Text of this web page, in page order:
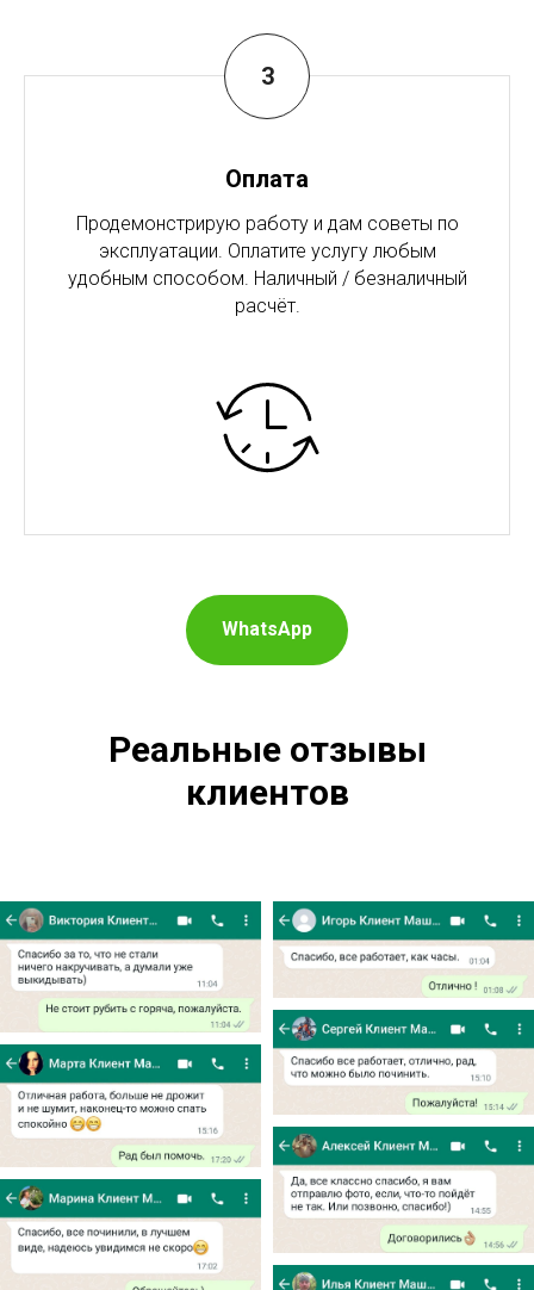
Оплата
Продемонстрирую работу и дам советы по
эксплуатации. Оплатите услугу любым
удобным способом. Наличный / безналичный
расчёт.
WhatsApp
Реальные отзывы
клиентов